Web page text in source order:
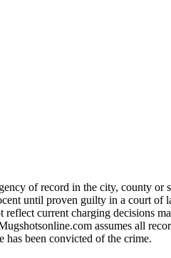
of record in the city, county or
until proven guilty in a court of
current charging decisions
assumes all
has been convicted of the crime.